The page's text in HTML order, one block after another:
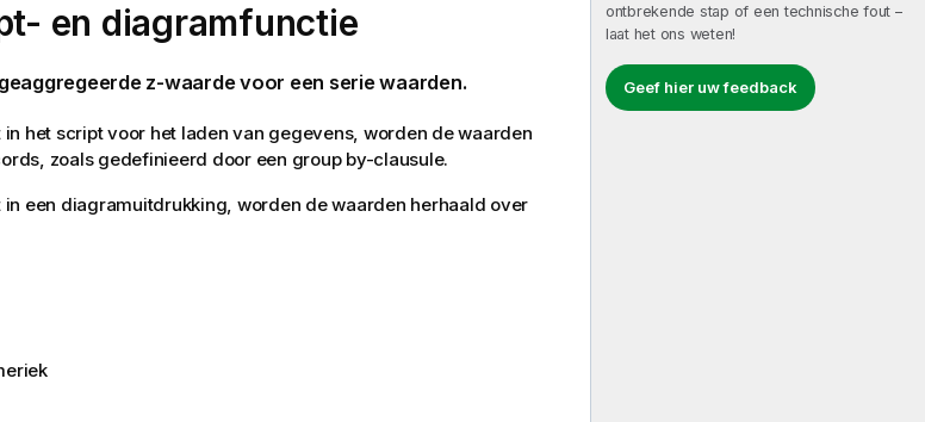
ontbrekende stap of een technische fout –
laat het ons weten!
Geef hier uw feedback
en diagramfunctie
z-waarde voor een serie waarden.
het script voor het laden van gegevens, worden de waarden
zoals gedefinieerd door een group by-clausule.
een diagramuitdrukking, worden de waarden herhaald over